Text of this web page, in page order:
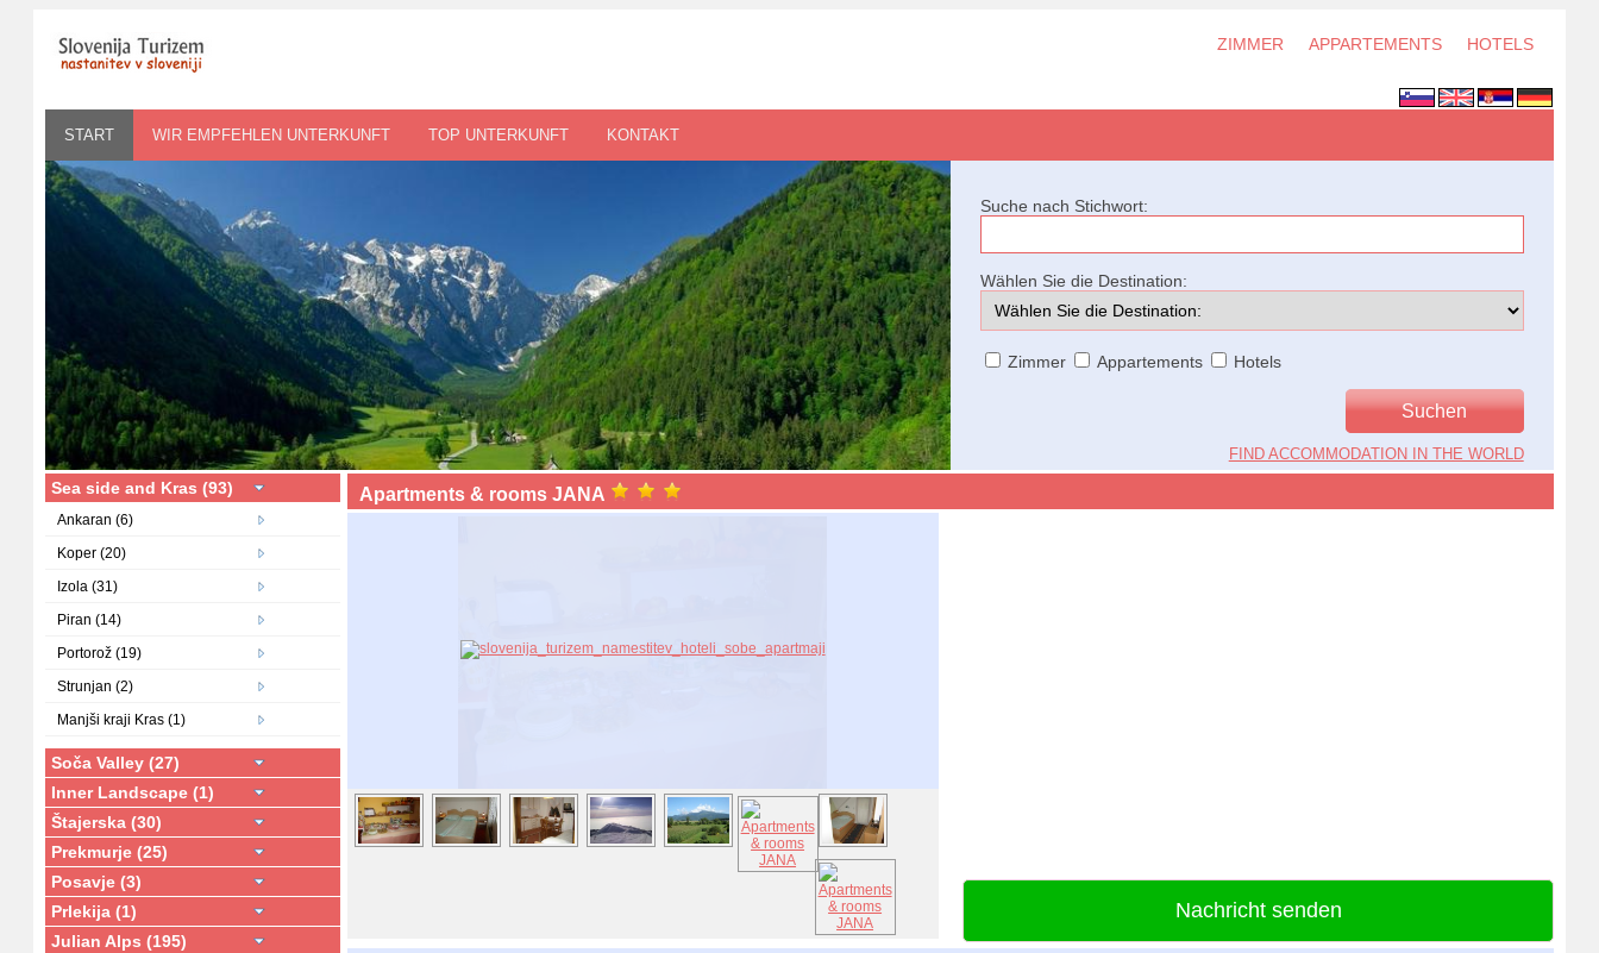
ZIMMER APPARTEMENTS HOTELS
START WIR EMPFEHLEN UNTERKUNFT TOP UNTERKUNFT KONTAKT
Suche nach Stichwort:
Wählen Sie die Destination:
Zimmer Appartements Hotels
FIND ACCOMMODATION IN THE WORLD
Sea side and Kras (93)
Ankaran (6)
Koper (20)
Izola (31)
Piran (14)
Portorož (19)
Strunjan (2)
Manjši kraji Kras (1)
Soča Valley (27)
Inner Landscape (1)
Štajerska (30)
Prekmurje (25)
Posavje (3)
Prlekija (1)
Julian Alps (195)
Apartments & rooms JANA
Nachricht senden